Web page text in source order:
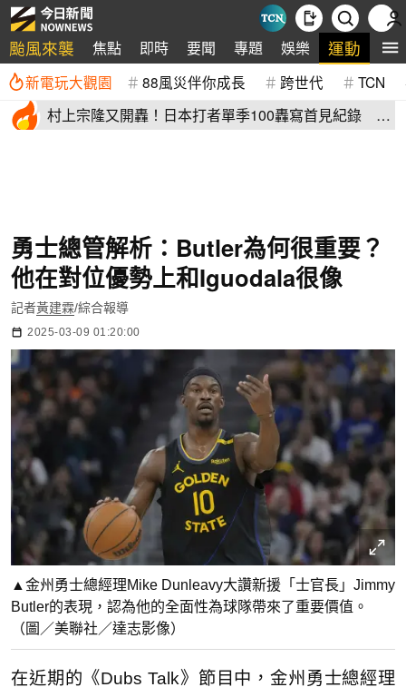
颱風來襲 焦點 即時 要聞 專題 娛樂 運動 全
新電玩大觀園 88風災伴你成長 跨世代 TCN
村上宗隆又開轟！日本打者單季100轟寫首見紀錄 這
勇士總管解析：Butler為何很重要？
他在對位優勢上和Iguodala很像
記者黃建霖/綜合報導
2025-03-09 01:20:00
▲金州勇士總經理Mike Dunleavy大讚新援「士官長」Jimmy
Butler的表現，認為他的全面性為球隊帶來了重要價值。
（圖／美聯社／達志影像）
在近期的《Dubs Talk》節目中，金州勇士總經理